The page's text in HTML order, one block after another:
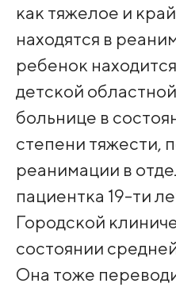
как тяжелое и
находятся в
ребенок
детской
больнице в
степени тяжести,
реанимации в
пациентка 19-ти
Городской
состоянии
Она тоже